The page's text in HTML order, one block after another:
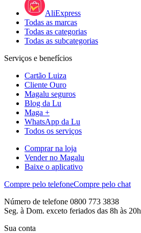
AliExpress
Todas as marcas
Todas as categorias
Todas as subcategorias
Serviços e benefícios
Cartão Luiza
Cliente Ouro
Magalu seguros
Blog da Lu
Maga +
WhatsApp da Lu
Todos os serviços
Comprar na loja
Vender no Magalu
Baixe o aplicativo
Compre pelo telefoneCompre pelo chat
Número de telefone 0800 773 3838
Seg. à Dom. exceto feriados das 8h às 20h
Sua conta